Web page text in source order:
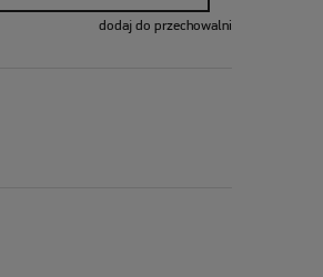
dodaj do przechowalni